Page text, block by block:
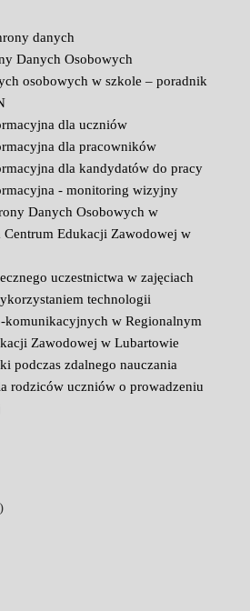
danych
Danych Osobowych
osobowych w szkole – poradnik
dla uczniów
dla pracowników
dla kandydatów do pracy
- monitoring wizyjny
Danych Osobowych w
Centrum Edukacji Zawodowej w
uczestnictwa w zajęciach
technologii
komunikacyjnych w Regionalnym
Zawodowej w Lubartowie
podczas zdalnego nauczania
rodziców uczniów o prowadzeniu